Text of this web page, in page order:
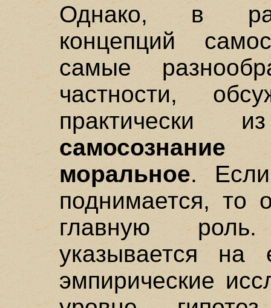
Однако, в
концепций
самые
частности,
практически
моральное.
поднимается, то
главную
указывается на
эмпирические